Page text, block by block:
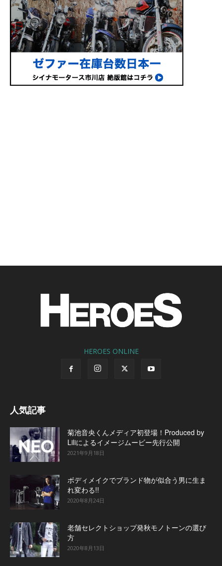
HEROES ONLINE
人気記事
菊池音央くんメディア初登場！Produced by
Liliによるイメージムービー先行公開
2021年9月18日
ボディメイクでブランド物が似合う男に生ま
れ変わる!!
2020年8月24日
老舗セレクトショップ発秋モノトーンの選び
方
2020年8月13日